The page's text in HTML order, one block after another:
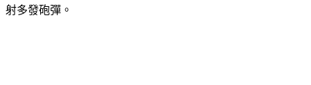
射多發砲彈。